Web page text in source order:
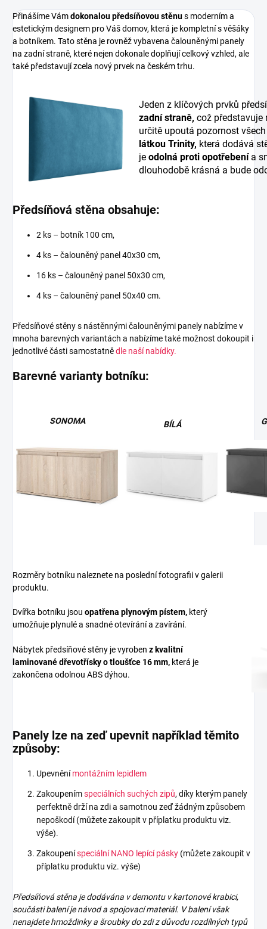
Přinášíme Vámdokonalou předsíňovou stěnus moderním a
estetickým designem pro Váš domov, která je kompletní s věšáky
a botníkem. Tato stěna je rovněž vybavena čalouněnými panely
na zadní straně, které nejen dokonale doplňují celkový vzhled, ale
také představují zcela nový prvek na českém trhu.
Jeden z klíčových prvků
zadní straně, což
určitě upoutá pozornost
látkou Trinity, která dodává
je odolná proti opotřebenía
dlouhodobě krásná a bude
Předsíňová stěna obsahuje:
2 ks – botník 100 cm,
4 ks – čalouněný panel 40x30 cm,
16 ks – čalouněný panel 50x30 cm,
4 ks – čalouněný panel 50x40 cm.
Předsíňové stěny s nástěnnými čalouněnými panely nabízíme v
mnoha barevných variantách a nabízíme také možnost dokoupit i
jednotlivé části samostatnědle naší nabídky.
Barevné varianty botníku:
SONOMA BÍLÁ
Rozměry botníku naleznete na poslední fotografii v galerii
produktu.
Dvířka botníku jsou opatřena plynovým pístem, který
umožňuje plynulé a snadné otevírání a zavírání.
Nábytek předsíňové stěny je vyroben z kvalitní
laminované dřevotřískyo tloušťce 16 mm, která je
zakončena odolnou ABS dýhou.
Panely lze na zeď upevnit například těmito
způsoby:
Upevněnímontážním lepidlem
Zakoupenímspeciálních suchých zipů, díky kterým panely
perfektně drží na zdi a samotnou zeď žádným způsobem
nepoškodí (můžete zakoupit v příplatku produktu viz.
výše).
Zakoupeníspeciální NANO lepící pásky (můžete zakoupit v
příplatku produktu viz. výše)
Předsíňová stěna je dodávána v demontu v kartonové krabici,
součásti balení je návod a spojovací materiál. V balení však
nenajdetehmoždinky a šroubky do zdi z důvodu rozdílných typů